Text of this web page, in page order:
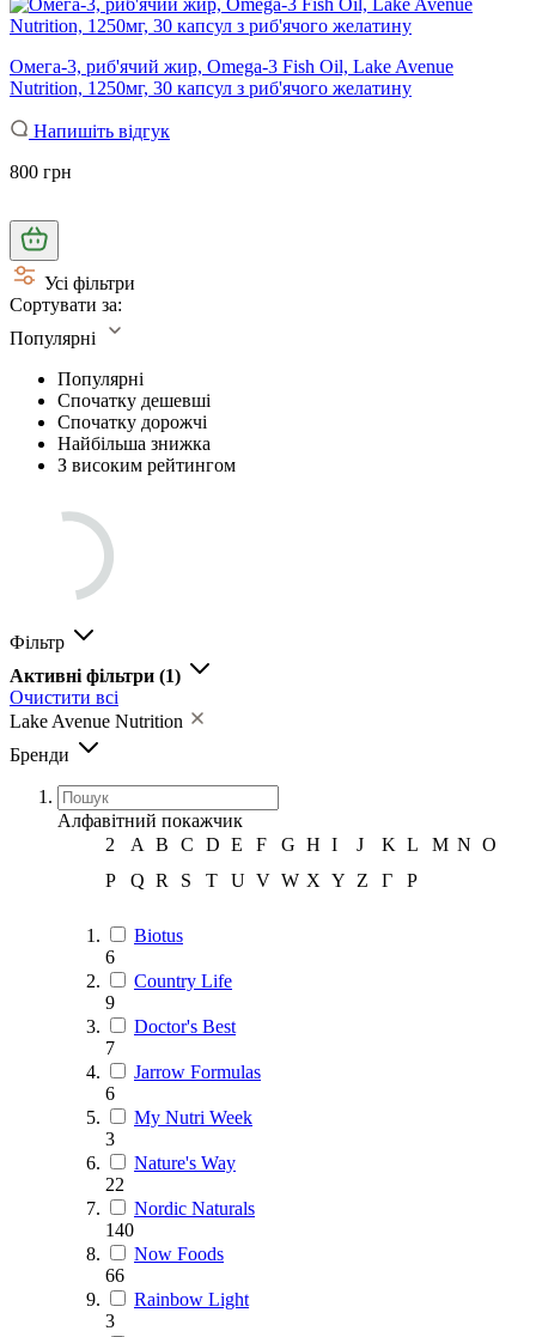
Омега-3, риб'ячий жир, Omega-3 Fish Oil, Lake Avenue
Nutrition, 1250мг, 30 капсул з риб'ячого желатину
Напишіть відгук
800 грн
Усі фільтри
Сортувати за:
Популярні
Популярні
Спочатку дешевші
Спочатку дорожчі
Найбільша знижка
З високим рейтингом
Фільтр
Активні фільтри (1)
Очистити всі
Lake Avenue Nutrition
Бренди
Алфавітний покажчик
2
A B C D E F G H I J K L M N O
P
Q R S T U V W X Y Z Г Р
Biotus
6
Country Life
9
Doctor's Best
7
Jarrow Formulas
6
My Nutri Week
3
Nature's Way
22
Nordic Naturals
140
Now Foods
66
Rainbow Light
3